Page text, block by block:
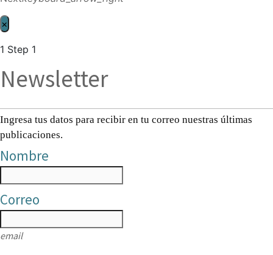
×
1 Step 1
Newsletter
Ingresa tus datos para recibir en tu correo nuestras últimas
publicaciones.
Nombre
Correo
email